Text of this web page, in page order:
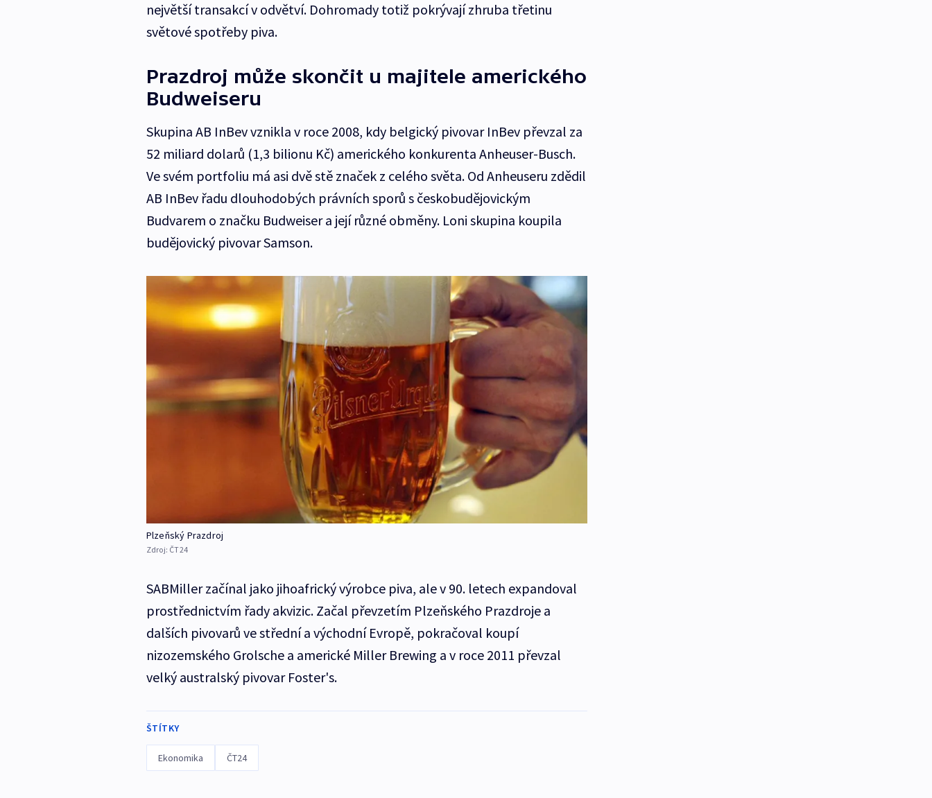
největší transakcí v odvětví. Dohromady totiž pokrývají zhruba třetinu
světové spotřeby piva.
Prazdroj může skončit u majitele amerického
Budweiseru
Skupina AB InBev vznikla v roce 2008, kdy belgický pivovar InBev převzal za
52 miliard dolarů (1,3 bilionu Kč) amerického konkurenta Anheuser-Busch.
Ve svém portfoliu má asi dvě stě značek z celého světa. Od Anheuseru zdědil
AB InBev řadu dlouhodobých právních sporů s českobudějovickým
Budvarem o značku Budweiser a její různé obměny. Loni skupina koupila
budějovický pivovar Samson.
Plzeňský Prazdroj
Zdroj: ČT24
SABMiller začínal jako jihoafrický výrobce piva, ale v 90. letech expandoval
prostřednictvím řady akvizic. Začal převzetím Plzeňského Prazdroje a
dalších pivovarů ve střední a východní Evropě, pokračoval koupí
nizozemského Grolsche a americké Miller Brewing a v roce 2011 převzal
velký australský pivovar Foster's.
ŠTÍTKY
Ekonomika ČT24